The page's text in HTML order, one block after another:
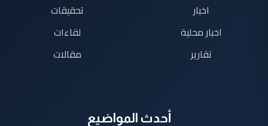
اخبار
اخبار محلية
تقارير
تحقيقات
لقاءات
مقالات
أحدث المواضيع